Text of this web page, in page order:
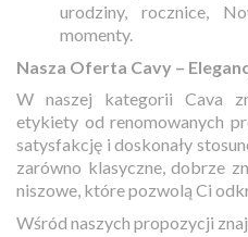
urodziny, rocznice,
momenty.
Nasza Oferta Cavy –
W naszej kategorii Cava
etykiety od renomowanych
satysfakcję i doskonały
zarówno klasyczne, dobrze
niszowe, które pozwolą Ci
Wśród naszych propozycji